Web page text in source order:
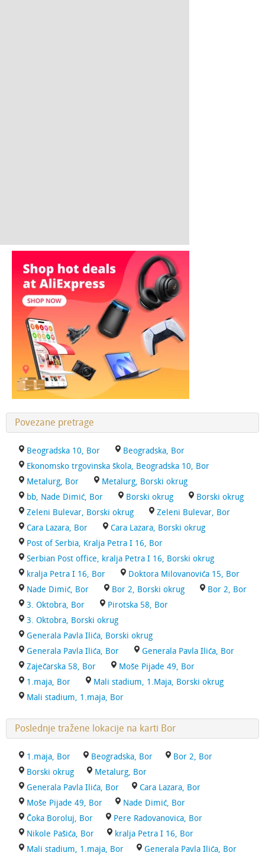
Povezane pretrage
Beogradska 10, Bor
Beogradska, Bor
Ekonomsko trgovinska škola, Beogradska 10, Bor
Metalurg, Bor
Metalurg, Borski okrug
bb, Nade Dimić, Bor
Borski okrug
Borski okrug
Zeleni Bulevar, Borski okrug
Zeleni Bulevar, Bor
Cara Lazara, Bor
Cara Lazara, Borski okrug
Post of Serbia, Kralja Petra I 16, Bor
Serbian Post office, kralja Petra I 16, Borski okrug
kralja Petra I 16, Bor
Doktora Milovanovića 15, Bor
Nade Dimić, Bor
Bor 2, Borski okrug
Bor 2, Bor
3. Oktobra, Bor
Pirotska 58, Bor
3. Oktobra, Borski okrug
Generala Pavla Ilića, Borski okrug
Generala Pavla Ilića, Bor
Generala Pavla Ilića, Bor
Zaječarska 58, Bor
Moše Pijade 49, Bor
1.maja, Bor
Mali stadium, 1.Maja, Borski okrug
Mali stadium, 1.maja, Bor
Poslednje tražene lokacije na karti Bor
1.maja, Bor Beogradska, Bor
Bor 2, Bor
Borski okrug
Metalurg, Bor
Generala Pavla Ilića, Bor
Cara Lazara, Bor
Moše Pijade 49, Bor
Nade Dimić, Bor
Čoka Boroluj, Bor
Pere Radovanovica, Bor
Nikole Pašića, Bor
kralja Petra I 16, Bor
Mali stadium, 1.maja, Bor
Generala Pavla Ilića, Bor